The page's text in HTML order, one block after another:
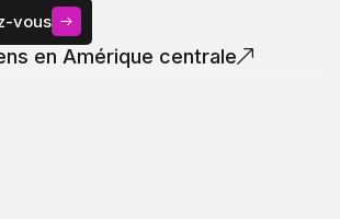
vous
en Amérique centrale